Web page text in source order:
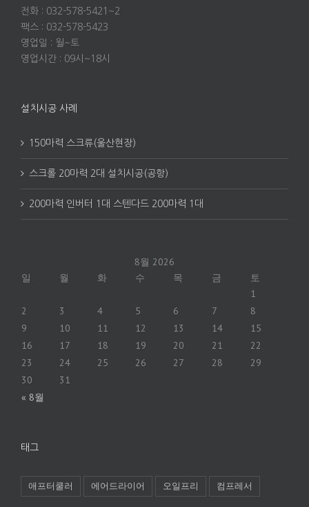
전화 : 032-578-5421~2
팩스 : 032-578-5423
영업일 : 월~토
영업시간 : 09시~18시
설치시공 사례
150마력 스크류(울산현장)
스크롤 20마력 2대 설치시공(공항)
200마력 인버터 1대 스텐다드 200마력 1대
8월 2026
일 월 화 수 목 금 토
« 8월
1
2
3 4 5 6 7
8
9
10 11 12 13 14
15
16
17 18 19 20 21
22
23
24 25 26 27 28
29
30
31
태그
애프터쿨러 에어드라이어 오일프리 컴프레서